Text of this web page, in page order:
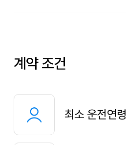
계약 조건
최소 운전연령